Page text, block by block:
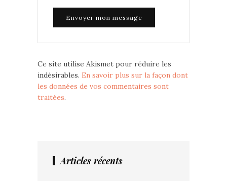
Ce site utilise Akismet pour réduire les
indésirables. En savoir plus sur la façon dont
les données de vos commentaires sont
traitées.
Articles récents